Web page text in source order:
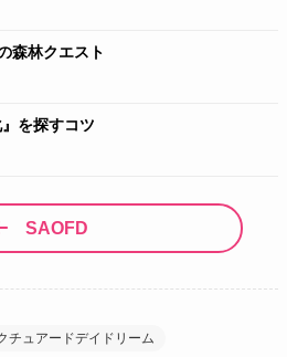
森林クエスト
を探すコツ
SAOFD
チュアードデイドリーム